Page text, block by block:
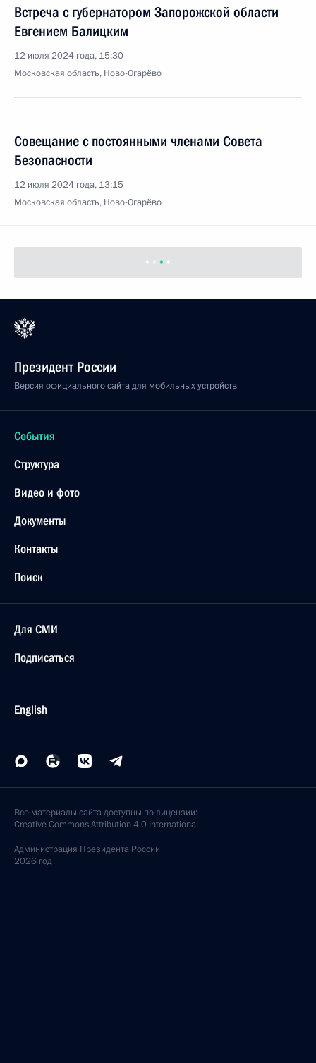
Встреча с губернатором Запорожской области
Евгением Балицким
12 июля 2024 года, 15:30
Московская область, Ново-Огарёво
Совещание с постоянными членами Совета
Безопасности
12 июля 2024 года, 13:15
Московская область, Ново-Огарёво
Президент России
Версия официального сайта для мобильных устройств
События
Структура
Видео и фото
Документы
Контакты
Поиск
Для СМИ
Подписаться
English
Все материалы сайта доступны по лицензии:
Creative Commons Attribution 4.0 International
Администрация Президента России
2026 год